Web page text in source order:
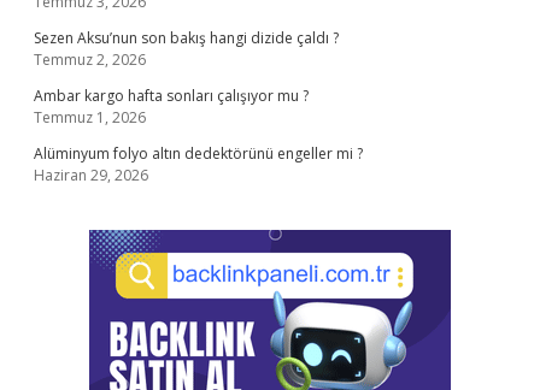
Sezen Aksu’nun son bakış hangi dizide çaldı ?
Temmuz 2, 2026
Ambar kargo hafta sonları çalışıyor mu ?
Temmuz 1, 2026
Alüminyum folyo altın dedektörünü engeller mi ?
Haziran 29, 2026